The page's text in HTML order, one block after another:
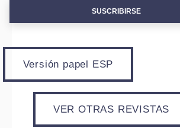
SUSCRIBIRSE
Versión papel ESP
VER OTRAS REVISTAS